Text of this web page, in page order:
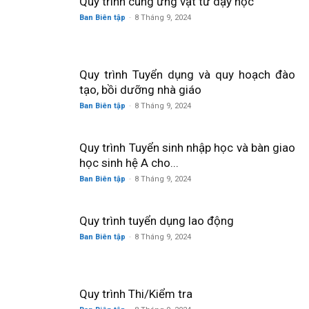
Ban Biên tập - 8 Tháng 9, 2024
Quy trình Tuyển dụng và quy hoạch đào
tạo, bồi dưỡng nhà giáo
Ban Biên tập - 8 Tháng 9, 2024
Quy trình Tuyển sinh nhập học và bàn giao
học sinh hệ A cho...
Ban Biên tập - 8 Tháng 9, 2024
Quy trình tuyển dụng lao động
Ban Biên tập - 8 Tháng 9, 2024
Quy trình Thi/Kiểm tra